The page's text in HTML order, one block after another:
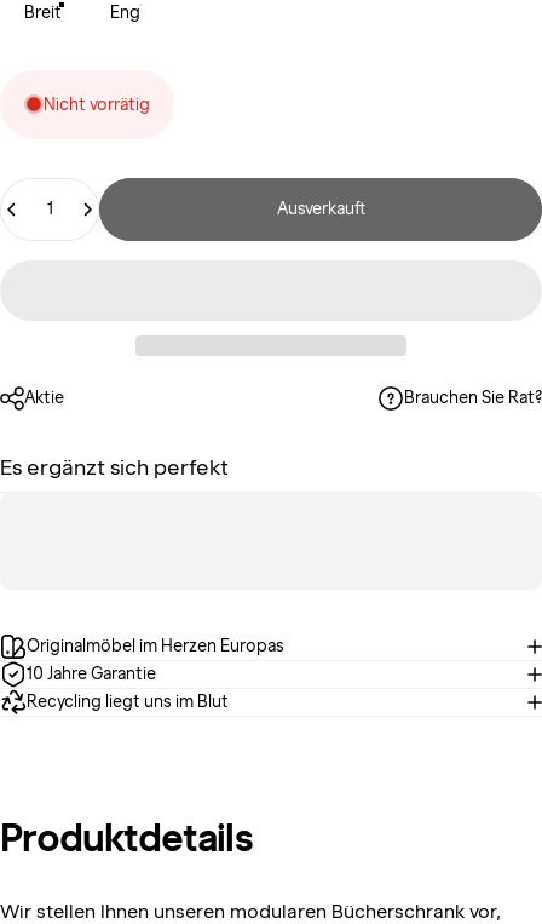
Breit Eng
Nicht vorrätig
Anzahl
Ausverkauft
Aktie Brauchen Sie Rat?
Es ergänzt sich perfekt
Originalmöbel im Herzen Europas
10 Jahre Garantie
Recycling liegt uns im Blut
Produktdetails
Wir stellen Ihnen unseren modularen Bücherschrank vor,